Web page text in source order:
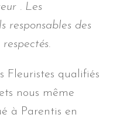
. Les
responsables des
Fleuristes qualifiés
nous même
à Parentis en